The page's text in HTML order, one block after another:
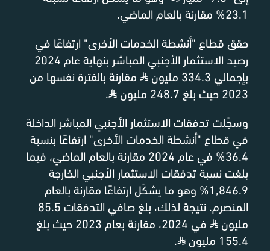
23.1% مقارنة بالعام الماضي.
حقق قطاع "أنشطة الخدمات الأخرى" ارتفاعًا في
رصيد الاستثمار الأجنبي المباشر بنهاية عام 2024
بإجمالي 334.3 مليون
⃁ مقارنة بالفترة نفسها من
2023 حيث بلغ 248.7 مليون
⃁
.
وسجّلت تدفقات الاستثمار الأجنبي المباشر الداخلة
في قطاع "أنشطة الخدمات الأخرى" ارتفاعًا بنسبة
36.4% في عام 2024 مقارنة بالعام الماضي، فيما
بلغت نسبة تدفقات الاستثمار الأجنبي الخارجة
1,846.9% وهو ما يشكّل ارتفاعًا مقارنة بالعام
المنصرم. نتيجة لذلك، بلغ صافي التدفقات 85.5
مليون ⃁
في 2024، مقارنة بعام 2023 حيث بلغ
155.4 مليون
⃁
.